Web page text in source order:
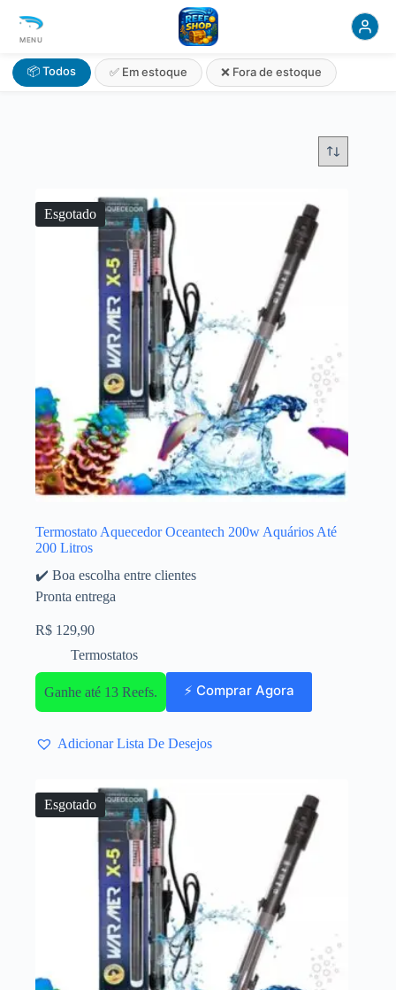
MENU
📦 Todos ✅ Em estoque ❌ Fora de estoque
Esgotado
Termostato Aquecedor Oceantech 200w Aquários Até
200 Litros
✔️ Boa escolha entre clientes
Pronta entrega
R$ 129,90
Termostatos
Ganhe até 13 Reefs. ⚡ Comprar Agora
Adicionar Lista De Desejos
Esgotado